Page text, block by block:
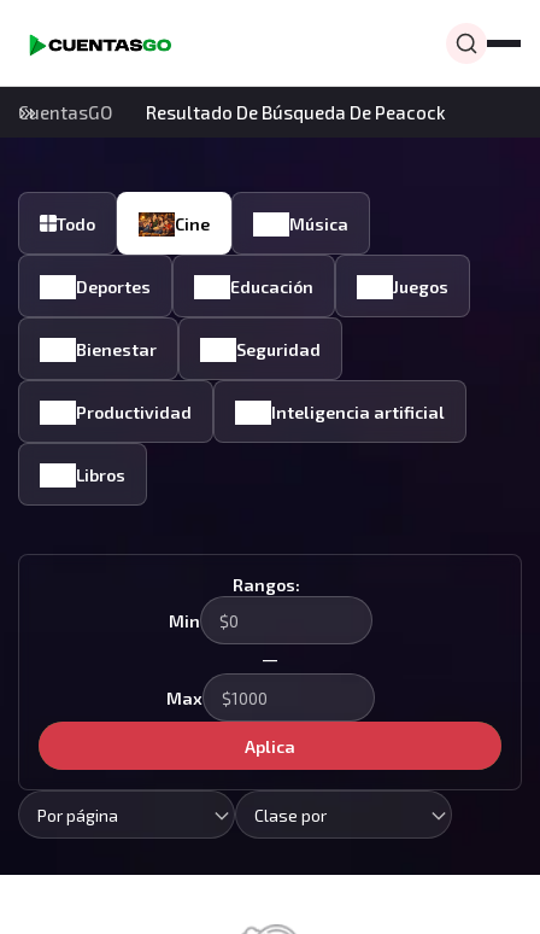
CuentasGO Resultado De Búsqueda De Peacock
Todo Cine Música
Deportes Educación Juegos
Bienestar Seguridad
Productividad Inteligencia artificial
Libros
Rangos:
Min
—
Max
Aplica
Por página Clase por